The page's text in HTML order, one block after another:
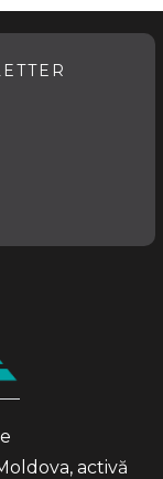
activă